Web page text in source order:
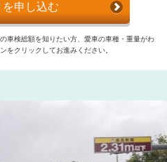
申し込む
車検総額を知りたい方、愛車の車種・重量がわ
をクリックしてお進みください。